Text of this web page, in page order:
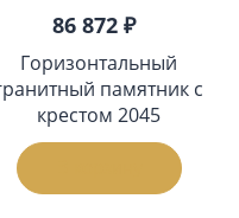
86 872 ₽
Горизонтальный
памятник с
крестом 2045